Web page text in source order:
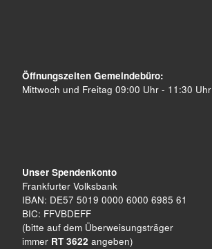
Öffnungszeiten Gemeindebüro:
Mittwoch und Freitag 09:00 Uhr - 11:30 Uhr
Unser Spendenkonto
Frankfurter Volksbank
IBAN: DE57 5019 0000 6000 6985 61
BIC: FFVBDEFF
(bitte auf dem Überweisungsträger
immer RT 3622 angeben)